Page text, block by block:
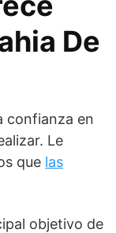
De
confianza en
Le
que las
objetivo de